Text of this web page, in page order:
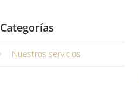
Categorías
Nuestros servicios